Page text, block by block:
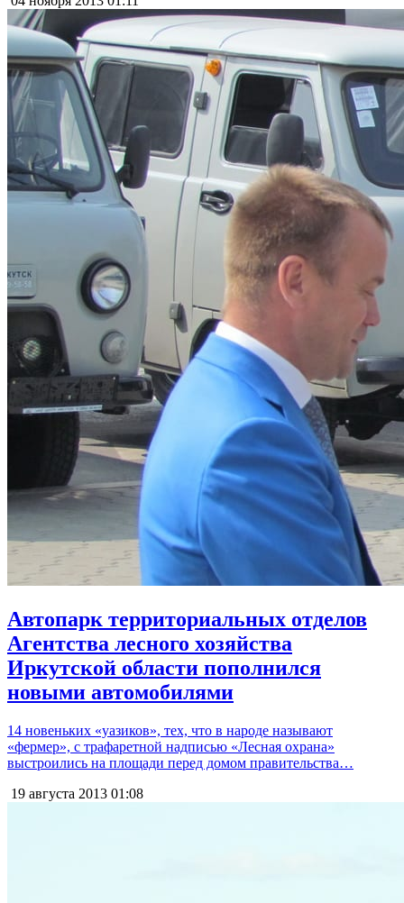
Автопарк территориальных отделов
Агентства лесного хозяйства
Иркутской области пополнился
новыми автомобилями
14 новеньких «уазиков», тех, что в народе называют
«фермер», с трафаретной надписью «Лесная охрана»
выстроились на площади перед домом правительства…
19 августа 2013 01:08